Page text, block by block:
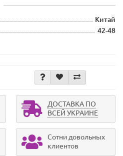
Китай
42-48
ДОСТАВКА ПО
ВСЕЙ УКРАИНЕ
Сотни довольных
клиентов